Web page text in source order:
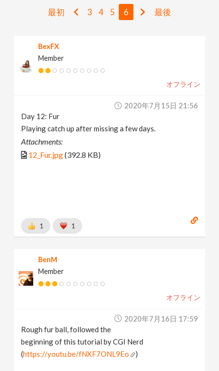
最初 3 4 5 6 最後
BexFX
Member
オフライン
2020年7月15日 21:56
Day 12: Fur
Playing catch up after missing a few days.
Attachments:
12_Fur.jpg(392.8 KB)
1 1
BenM
Member
オフライン
2020年7月16日 17:59
Rough fur ball, followed the
beginning of this tutorial by CGI Nerd
(https://youtu.be/fNXF7ONL9Eo )